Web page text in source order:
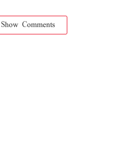
Show Comments